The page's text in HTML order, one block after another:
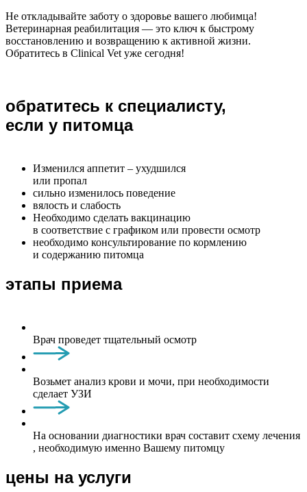
Не откладывайте заботу о здоровье вашего любимца!
Ветеринарная реабилитация — это ключ к быстрому
восстановлению и возвращению к активной жизни.
Обратитесь в Clinical Vet уже сегодня!
обратитесь к специалисту,
если у питомца
Изменился аппетит – ухудшился
или пропал
сильно изменилось поведение
вялость и слабость
Необходимо сделать вакцинацию
в соответствие с графиком или провести осмотр
необходимо консультирование по кормлению
и содержанию питомца
этапы приема
Врач проведет тщательный осмотр
Возьмет анализ крови и мочи, при необходимости
сделает УЗИ
На основании диагностики врач составит схему лечения
, необходимую именно Вашему питомцу
цены на услуги